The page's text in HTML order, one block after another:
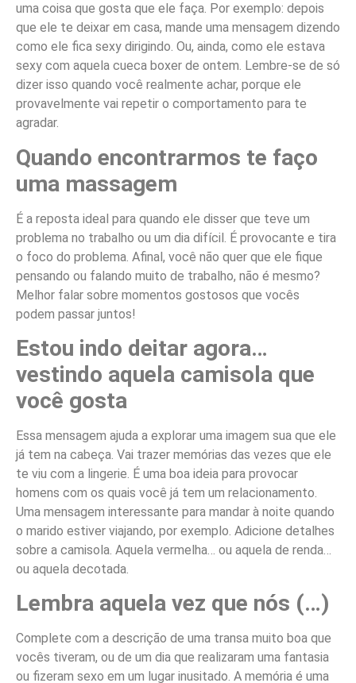
uma coisa que gosta que ele faça. Por exemplo: depois
que ele te deixar em casa, mande uma mensagem dizendo
como ele fica sexy dirigindo. Ou, ainda, como ele estava
sexy com aquela cueca boxer de ontem. Lembre-se de só
dizer isso quando você realmente achar, porque ele
provavelmente vai repetir o comportamento para te
agradar.
Quando encontrarmos te faço
uma massagem
É a reposta ideal para quando ele disser que teve um
problema no trabalho ou um dia difícil. É provocante e tira
o foco do problema. Afinal, você não quer que ele fique
pensando ou falando muito de trabalho, não é mesmo?
Melhor falar sobre momentos gostosos que vocês
podem passar juntos!
Estou indo deitar agora…
vestindo aquela camisola que
você gosta
Essa mensagem ajuda a explorar uma imagem sua que ele
já tem na cabeça. Vai trazer memórias das vezes que ele
te viu com a lingerie. É uma boa ideia para provocar
homens com os quais você já tem um relacionamento.
Uma mensagem interessante para mandar à noite quando
o marido estiver viajando, por exemplo. Adicione detalhes
sobre a camisola. Aquela vermelha… ou aquela de renda…
ou aquela decotada.
Lembra aquela vez que nós (…)
Complete com a descrição de uma transa muito boa que
vocês tiveram, ou de um dia que realizaram uma fantasia
ou fizeram sexo em um lugar inusitado. A memória é uma